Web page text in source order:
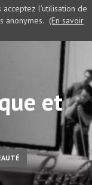
et
l’utilisation de
anonymes. (En savoir